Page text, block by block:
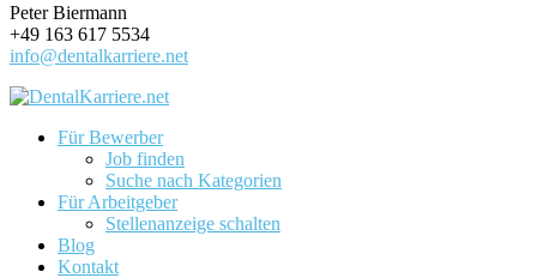
Peter Biermann
+49 163 617 5534
info@dentalkarriere.net
Für Bewerber
Job finden
Suche nach Kategorien
Für Arbeitgeber
Stellenanzeige schalten
Blog
Kontakt